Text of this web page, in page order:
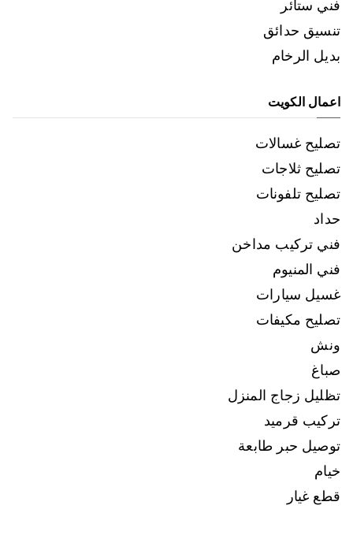
فني ستائر
تنسيق حدائق
بديل الرخام
اعمال الكويت
تصليح غسالات
تصليح ثلاجات
تصليح تلفونات
حداد
فني تركيب مداخن
فني المنيوم
غسيل سيارات
تصليح مكيفات
ونش
صباغ
تظليل زجاج المنزل
تركيب قرميد
توصيل حبر طابعة
خيام
قطع غيار